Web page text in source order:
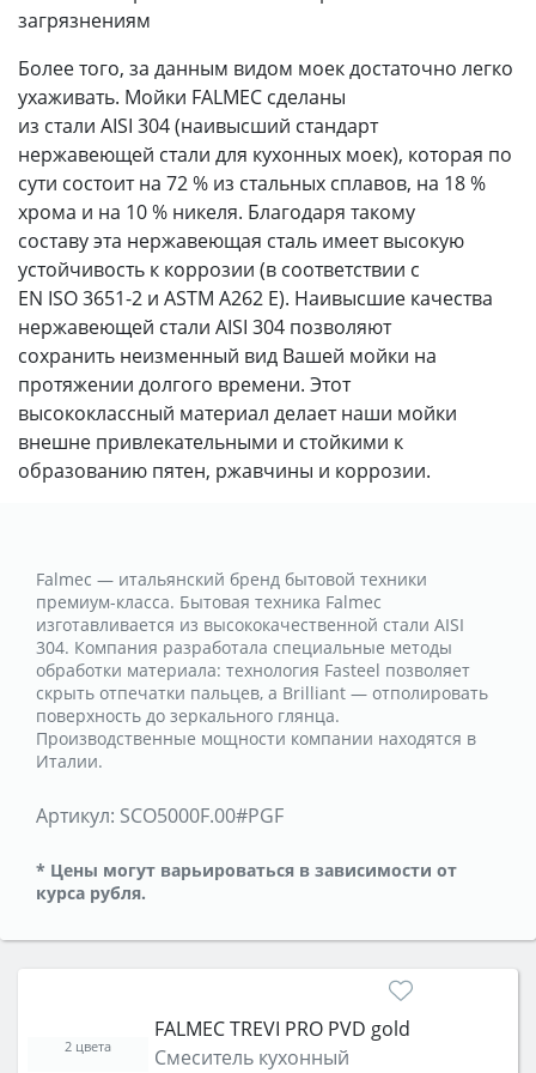
загрязнениям
Более того, за данным видом моек достаточно легко
ухаживать. Мойки FALMEC сделаны
из стали AISI 304 (наивысший стандарт
нержавеющей стали для кухонных моек), которая по
сути состоит на 72 % из стальных сплавов, на 18 %
хрома и на 10 % никеля. Благодаря такому
составу эта нержавеющая сталь имеет высокую
устойчивость к коррозии (в соответствии с
EN ISO 3651-2 и ASTM A262 E). Наивысшие качества
нержавеющей стали AISI 304 позволяют
сохранить неизменный вид Вашей мойки на
протяжении долгого времени. Этот
высококлассный материал делает наши мойки
внешне привлекательными и стойкими к
образованию пятен, ржавчины и коррозии.
Falmec — итальянский бренд бытовой техники
премиум-класса. Бытовая техника Falmec
изготавливается из высококачественной стали AISI
304. Компания разработала специальные методы
обработки материала: технология Fasteel позволяет
скрыть отпечатки пальцев, а Brilliant — отполировать
поверхность до зеркального глянца.
Производственные мощности компании находятся в
Италии.
Артикул: SCO5000F.00#PGF
* Цены могут варьироваться в зависимости от
курса рубля.
FALMEC TREVI PRO PVD gold
Смеситель кухонный
2 цвета